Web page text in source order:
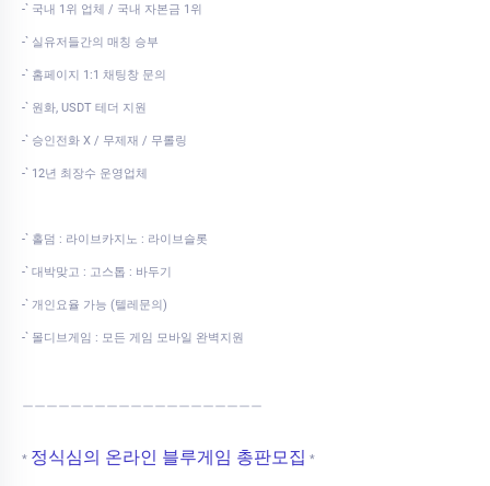
-` 국내 1위 업체 / 국내 자본금 1위
-` 실유저들간의 매칭 승부
-` 홈페이지 1:1 채팅창 문의
-` 원화, USDT 테더 지원
-` 승인전화 X / 무제재 / 무롤링
-` 12년 최장수 운영업체
-` 홀덤 : 라이브카지노 : 라이브슬롯
-` 대박맞고 : 고스톱 : 바두기
-` 개인요율 가능 (텔레문의)
-` 몰디브게임 : 모든 게임 모바일 완벽지원
ㅡㅡㅡㅡㅡㅡㅡㅡㅡㅡㅡㅡㅡㅡㅡㅡㅡㅡㅡㅡ
* 정식심의 온라인 블루게임 총판모집 *